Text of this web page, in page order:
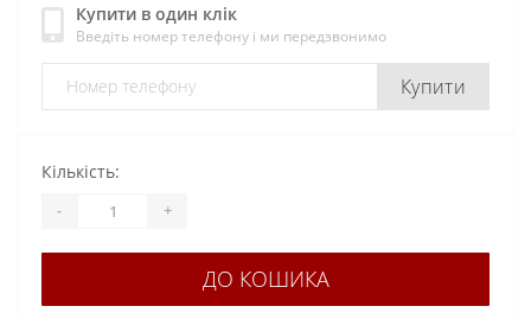
Купити в один клік
Введіть номер телефону і ми передзвонимо
Купити
Кількість:
- +
ДО КОШИКА